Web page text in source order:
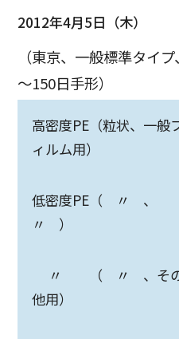
2012年4月5日（木）
（東京、一般標準タイ
～150日手形）
高密度PE（粒状、一般
ィルム用）
低密度PE（ 〃 、
〃 ）
〃 （ 〃 、そ
他用）